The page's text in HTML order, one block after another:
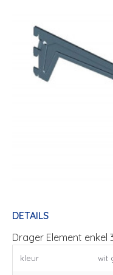
DETAILS
Drager Element enkel
kleur wit